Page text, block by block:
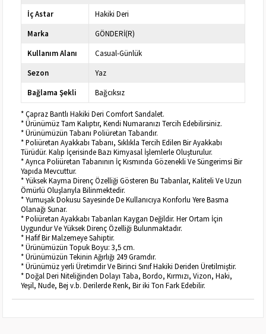
İç Astar
Hakiki Deri
Marka
GÖNDERİ(R)
Kullanım Alanı
Casual-Günlük
Sezon
Yaz
Bağlama Şekli
Bağcıksız
* Çapraz Bantlı Hakiki Deri Comfort Sandalet.
* Ürünümüz Tam Kalıptır, Kendi Numaranızı Tercih Edebilirsiniz.
* Ürünümüzün Tabanı Poliüretan Tabandır.
* Poliüretan Ayakkabı Tabanı, Sıklıkla Tercih Edilen Bir Ayakkabı
Türüdür. Kalıp İçerisinde Bazı Kimyasal İşlemlerle Oluşturulur.
* Ayrıca Poliüretan Tabanının İç Kısmında Gözenekli Ve Süngerimsi Bir
Yapıda Mevcuttur.
* Yüksek Kayma Direnç Özelliği Gösteren Bu Tabanlar, Kaliteli Ve Uzun
Ömürlü Oluşlarıyla Bilinmektedir.
* Yumuşak Dokusu Sayesinde De Kullanıcıya Konforlu Yere Basma
Olanağı Sunar.
* Poliüretan Ayakkabı Tabanları Kaygan Değildir. Her Ortam İçin
Uygundur Ve Yüksek Direnç Özelliği Bulunmaktadır.
* Hafif Bir Malzemeye Sahiptir.
* Ürünümüzün Topuk Boyu: 3,5 cm.
* Ürünümüzün Tekinin Ağırlığı 249 Gramdır.
* Ürünümüz yerli Üretimdir Ve Birinci Sınıf Hakiki Deriden Üretilmiştir.
* Doğal Deri Niteliğinden Dolayı Taba, Bordo, Kırmızı, Vizon, Haki,
Yeşil, Nude, Bej v.b. Derilerde Renk, Bir iki Ton Fark Edebilir.